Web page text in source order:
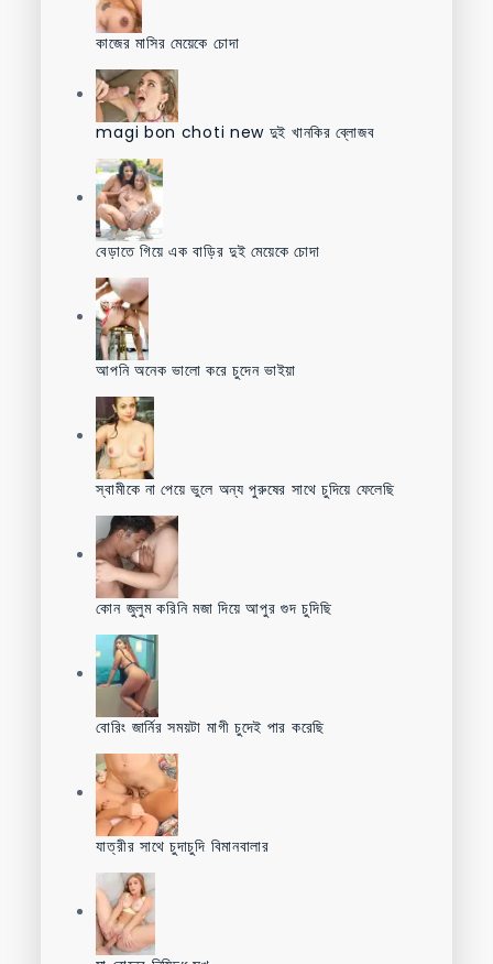
কাজের মাসির মেয়েকে চোদা
magi bon choti new দুই খানকির ব্লোজব
বেড়াতে গিয়ে এক বাড়ির দুই মেয়েকে চোদা
আপনি অনেক ভালো করে চুদেন ভাইয়া
স্বামীকে না পেয়ে ভুলে অন্য পুরুষের সাথে চুদিয়ে ফেলেছি
কোন জুলুম করিনি মজা দিয়ে আপুর গুদ চুদিছি
বোরিং জার্নির সময়টা মাগী চুদেই পার করেছি
যাত্রীর সাথে চুদাচুদি বিমানবালার